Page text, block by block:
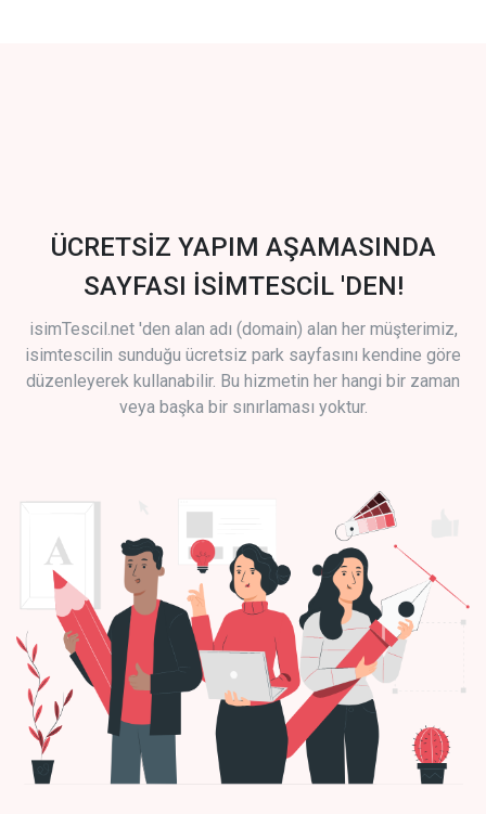
ÜCRETSİZ YAPIM AŞAMASINDA
SAYFASI İSİMTESCİL 'DEN!
isimTescil.net 'den alan adı (domain) alan her müşterimiz,
isimtescilin sunduğu ücretsiz park sayfasını kendine göre
düzenleyerek kullanabilir. Bu hizmetin her hangi bir zaman
veya başka bir sınırlaması yoktur.